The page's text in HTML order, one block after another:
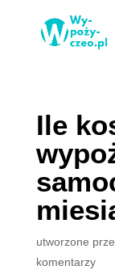
Ile
utworzone
komentarzy